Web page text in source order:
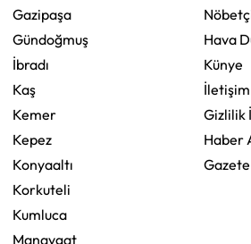
Gazipaşa
Gündoğmuş
İbradı
Kaş
Kemer
Kepez
Konyaaltı
Korkuteli
Kumluca
Manavgat
Hava
Künye
İletişim
Gizlilik
Haber